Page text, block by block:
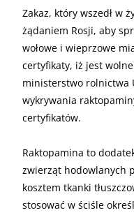
Zakaz, który wszedł w
żądaniem Rosji, aby
wołowe i wieprzowe
certyfikaty, iż jest
ministerstwo rolnictwa
wykrywania
certyfikatów.
Raktopamina to
zwierząt hodowlanych
kosztem tkanki
stosować w ściśle